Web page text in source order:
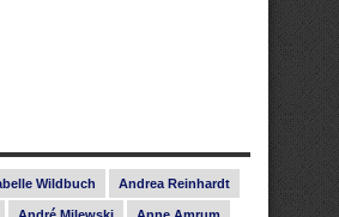
Wildbuch Andrea Reinhardt